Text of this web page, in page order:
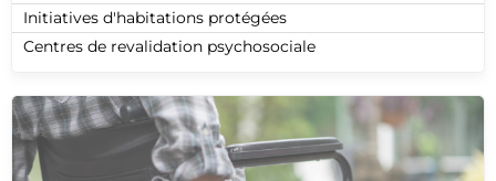
Initiatives d'habitations protégées
Centres de revalidation psychosociale